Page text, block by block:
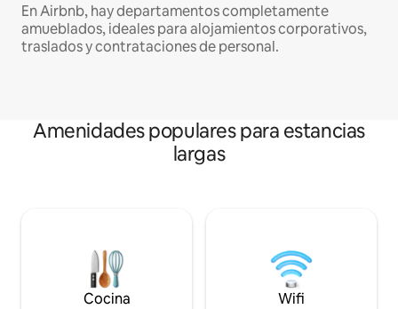
En Airbnb, hay departamentos completamente
amueblados, ideales para alojamientos corporativos,
traslados y contrataciones de personal.
Amenidades populares para estancias
largas
Cocina Wifi